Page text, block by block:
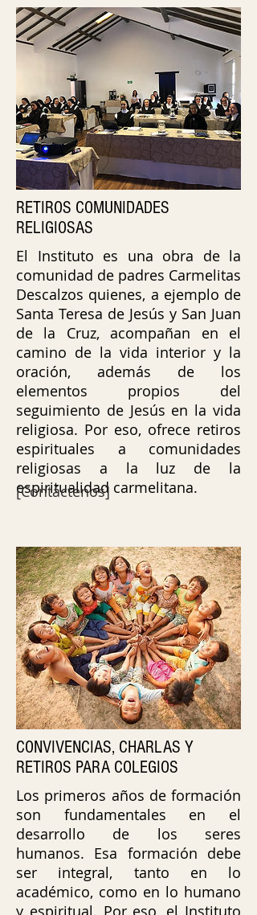
RETIROS COMUNIDADES
RELIGIOSAS
El Instituto es una obra de la
comunidad de padres Carmelitas
Descalzos quienes, a ejemplo de
Santa Teresa de Jesús y San Juan
de la Cruz, acompañan en el
camino de la vida interior y la
oración, además de los
elementos propios del
seguimiento de Jesús en la vida
religiosa. Por eso, ofrece retiros
espirituales a comunidades
religiosas a la luz de la
espiritualidad carmelitana.
CONVIVENCIAS, CHARLAS Y
RETIROS PARA COLEGIOS
Los primeros años de formación
son fundamentales en el
desarrollo de los seres
humanos. Esa formación debe
ser integral, tanto en lo
académico, como en lo humano
[Contáctenos]